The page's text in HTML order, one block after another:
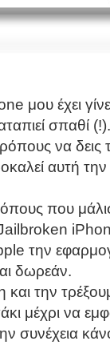
μου έχει
σπαθί (!).
να δεις
αυτή
που
την
δωρεάν.
την
μέχρι να
συνέχεια